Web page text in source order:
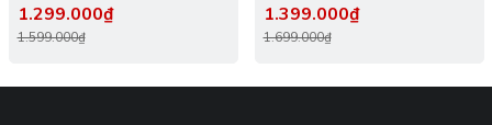
0.08ms, Accuracy 0.001mm,
RGB 16.8 Triệu Màu
1.299.000₫
1.599.000₫
0.08ms, Accuracy 0.001mm,
RGB 16.8 Triệu Màu
1.399.000₫
1.699.000₫